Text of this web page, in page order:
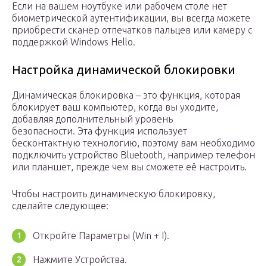
Если на вашем ноутбуке или рабочем столе нет
биометрической аутентификации, вы всегда можете
приобрести сканер отпечатков пальцев или камеру с
поддержкой Windows Hello.
Настройка динамической блокировки
Динамическая блокировка – это функция, которая
блокирует ваш компьютер, когда вы уходите,
добавляя дополнительный уровень
безопасности. Эта функция использует
бесконтактную технологию, поэтому вам необходимо
подключить устройство Bluetooth, например телефон
или планшет, прежде чем вы сможете её настроить.
Чтобы настроить динамическую блокировку,
сделайте следующее:
Откройте Параметры (Win + I).
Нажмите Устройства.